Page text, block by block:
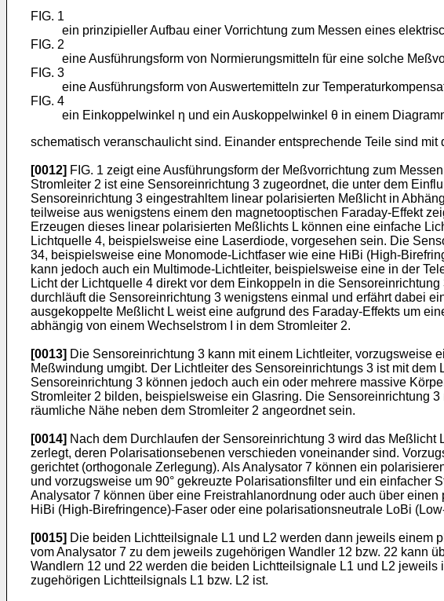
FIG. 1
ein prinzipieller Aufbau einer Vorrichtung zum Messen eines
FIG. 2
eine Ausführungsform von Normierungsmitteln für eine solche
FIG. 3
eine Ausführungsform von Auswertemitteln zur
FIG. 4
ein Einkoppelwinkel η und ein Auskoppelwinkel θ in einem
schematisch veranschaulicht sind. Einander entsprechende Teile sind
[0012] FIG. 1 zeigt eine Ausführungsform der Meßvorrichtung zum
Stromleiter 2 ist eine Sensoreinrichtung 3 zugeordnet, die unter dem
Sensoreinrichtung 3 eingestrahltem linear polarisierten Meßlicht in
teilweise aus wenigstens einem den magnetooptischen Faraday-Effekt
Erzeugen dieses linear polarisierten Meßlichts L können eine einfache
Lichtquelle 4, beispielsweise eine Laserdiode, vorgesehen sein. Die
34, beispielsweise eine Monomode-Lichtfaser wie eine HiBi (High-
kann jedoch auch ein Multimode-Lichtleiter, beispielsweise eine in der
Licht der Lichtquelle 4 direkt vor dem Einkoppeln in die
durchläuft die Sensoreinrichtung 3 wenigstens einmal und erfährt dabei
ausgekoppelte Meßlicht L weist eine aufgrund des Faraday-Effekts um
abhängig von einem Wechselstrom I in dem Stromleiter 2.
[0013] Die Sensoreinrichtung 3 kann mit einem Lichtleiter, vorzugsweise
Meßwindung umgibt. Der Lichtleiter des Sensoreinrichtungs 3 ist mit
Sensoreinrichtung 3 können jedoch auch ein oder mehrere massive
Stromleiter 2 bilden, beispielsweise ein Glasring. Die Sensoreinrichtung
räumliche Nähe neben dem Stromleiter 2 angeordnet sein.
[0014] Nach dem Durchlaufen der Sensoreinrichtung 3 wird das
zerlegt, deren Polarisationsebenen verschieden voneinander sind.
gerichtet (orthogonale Zerlegung). Als Analysator 7 können ein
und vorzugsweise um 90° gekreuzte Polarisationsfilter und ein
Analysator 7 können über eine Freistrahlanordnung oder auch über
HiBi (High-Birefringence)-Faser oder eine polarisationsneutrale LoBi
[0015] Die beiden Lichtteilsignale L1 und L2 werden dann jeweils einem
vom Analysator 7 zu dem jeweils zugehörigen Wandler 12 bzw. 22 kann
Wandlern 12 und 22 werden die beiden Lichtteilsignale L1 und L2
zugehörigen Lichtteilsignals L1 bzw. L2 ist.